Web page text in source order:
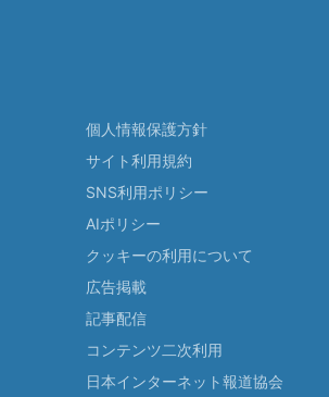
個人情報保護方針
サイト利用規約
SNS利用ポリシー
AIポリシー
クッキーの利用について
広告掲載
記事配信
コンテンツ二次利用
日本インターネット報道協会